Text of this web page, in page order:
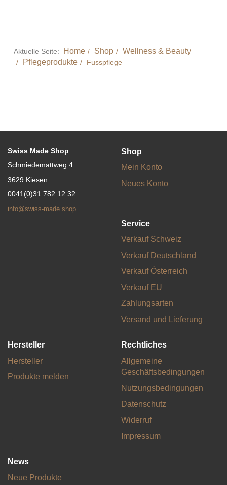
Aktuelle Seite: Home Shop
Wellness & Beauty
Pflegeprodukte
Fusspflege
Swiss Made Shop
Schmiedemattweg 4
3629 Kiesen
0041(0)31 782 12 32
info@swiss-made.shop
Shop
Mein Konto
Neues Konto
Service
Verkauf Schweiz
Verkauf Deutschland
Verkauf Österreich
Verkauf EU
Zahlungsarten
Versand und Lieferung
Hersteller
Hersteller
Produkte melden
Rechtliches
Allgemeine
Geschäftsbedingungen
Nutzungsbedingungen
Datenschutz
Widerruf
Impressum
News
Neue Produkte